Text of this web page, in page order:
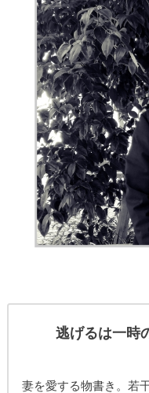
逃げるは一時
妻を愛する物書き。 若